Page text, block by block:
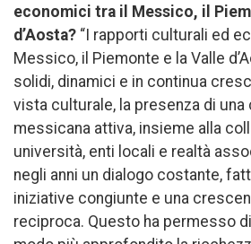
economici tra il Messico, il
d’Aosta? “I rapporti culturali ed
Messico, il Piemonte e la Valle
solidi, dinamici e in continua
vista culturale, la presenza di una
messicana attiva, insieme alla
università, enti locali e realtà
negli anni un dialogo costante,
iniziative congiunte e una
reciproca. Questo ha permesso